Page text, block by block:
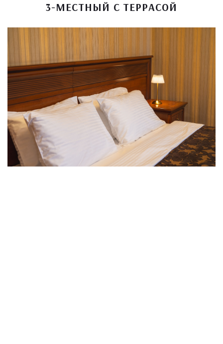
3-МЕСТНЫЙ С ТЕРРАСОЙ